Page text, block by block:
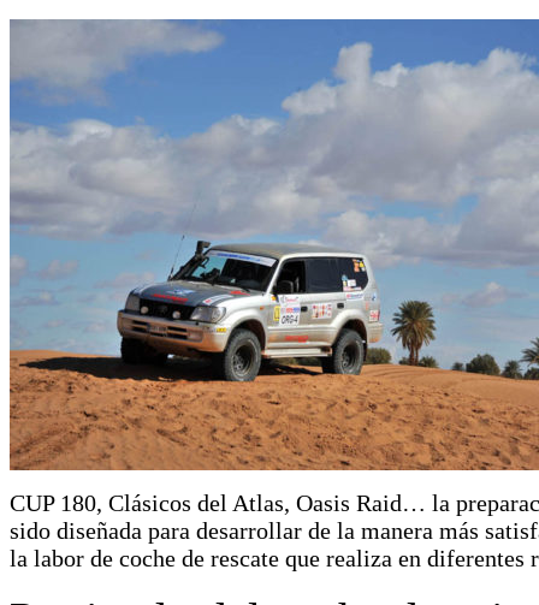
CUP 180, Clásicos del Atlas, Oasis Raid… la
sido diseñada para desarrollar de la manera más
la labor de coche de rescate que realiza en diferentes